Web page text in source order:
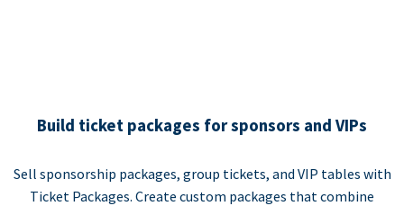
Build ticket packages for sponsors and VIPs
Sell sponsorship packages, group tickets, and VIP tables with
Ticket Packages. Create custom packages that combine